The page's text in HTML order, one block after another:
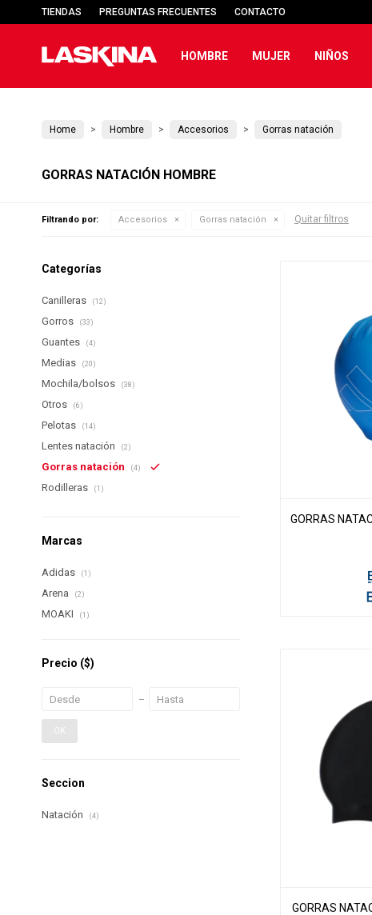
HOMBRE MUJER NIÑOS
TIENDAS PREGUNTAS FRECUENTES CONTACTO
Home Hombre Accesorios Gorras natación
GORRAS NATACIÓN HOMBRE
Filtrando por: Accesorios Gorras natación Quitar filtros
GORRAS
GORRAS
Categorías
Canilleras (12)
Gorros (33)
Guantes (4)
Medias (20)
Mochila/bolsos (38)
Otros (6)
Pelotas (14)
Lentes natación (2)
Gorras natación (4)
Rodilleras (1)
Marcas
Adidas (1)
Arena (2)
MOAKI (1)
Precio ($)
OK
Seccion
Natación (4)